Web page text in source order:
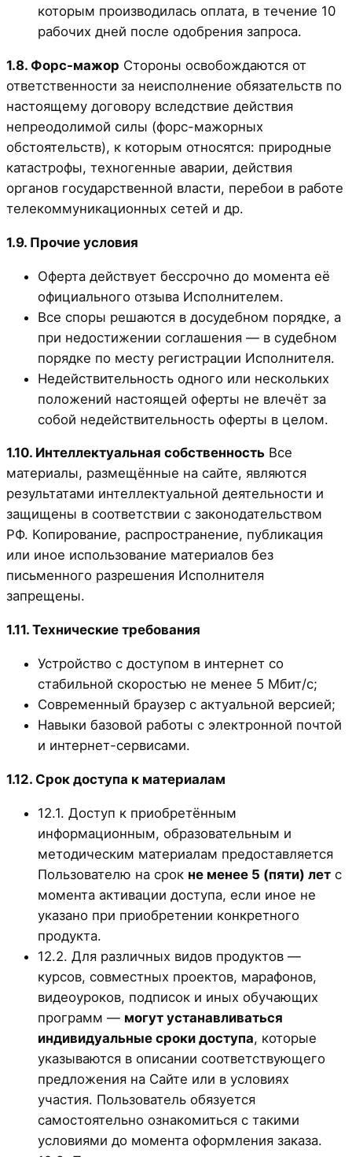
которым производилась оплата, в течение 10
рабочих дней после одобрения запроса.
1.8. Форс-мажор Стороны освобождаются от
ответственности за неисполнение обязательств по
настоящему договору вследствие действия
непреодолимой силы (форс-мажорных
обстоятельств), к которым относятся: природные
катастрофы, техногенные аварии, действия
органов государственной власти, перебои в работе
телекоммуникационных сетей и др.
1.9. Прочие условия
Оферта действует бессрочно до момента её
официального отзыва Исполнителем.
Все споры решаются в досудебном порядке, а
при недостижении соглашения — в судебном
порядке по месту регистрации Исполнителя.
Недействительность одного или нескольких
положений настоящей оферты не влечёт за
собой недействительность оферты в целом.
1.10. Интеллектуальная собственность Все
материалы, размещённые на сайте, являются
результатами интеллектуальной деятельности и
защищены в соответствии с законодательством
РФ. Копирование, распространение, публикация
или иное использование материалов без
письменного разрешения Исполнителя
запрещены.
1.11. Технические требования
Устройство с доступом в интернет со
стабильной скоростью не менее 5 Мбит/с;
Современный браузер с актуальной версией;
Навыки базовой работы с электронной почтой
и интернет-сервисами.
1.12. Срок доступа к материалам
12.1. Доступ к приобретённым
информационным, образовательным и
методическим материалам предоставляется
Пользователю на срок не менее 5 (пяти) лет с
момента активации доступа, если иное не
указано при приобретении конкретного
продукта.
12.2. Для различных видов продуктов —
курсов, совместных проектов, марафонов,
видеоуроков, подписок и иных обучающих
программ — могут устанавливаться
индивидуальные сроки доступа, которые
указываются в описании соответствующего
предложения на Сайте или в условиях
участия. Пользователь обязуется
самостоятельно ознакомиться с такими
условиями до момента оформления заказа.